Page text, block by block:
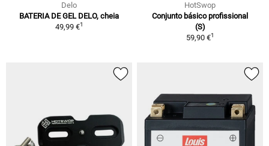
Delo
BATERIA DE GEL DELO, cheia
49,99 €1
HotSwop
Conjunto básico profissional
(S)
59,90 €1